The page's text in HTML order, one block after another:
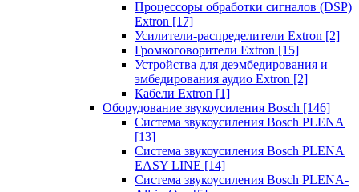
Процессоры обработки сигналов (DSP)
Extron [17]
Усилители-распределители Extron [2]
Громкоговорители Extron [15]
Устройства для деэмбедирования и
эмбедирования аудио Extron [2]
Кабели Extron [1]
Оборудование звукоусиления Bosch [146]
Система звукоусиления Bosch PLENA
[13]
Система звукоусиления Bosch PLENA
EASY LINE [14]
Система звукоусиления Bosch PLENA-